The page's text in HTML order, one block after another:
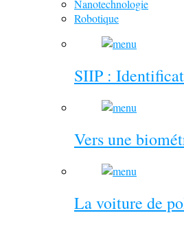
Nanotechnologie
Robotique
SIIP :
Vers une
La voiture de